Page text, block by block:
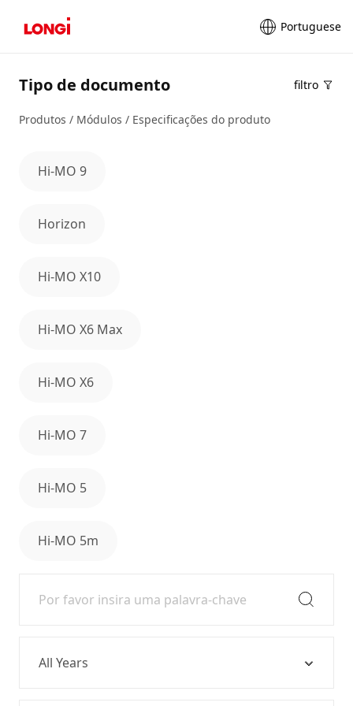
Portuguese
Tipo de documento filtro
Produtos / Módulos / Especificações do produto
Hi-MO 9
Horizon
Hi-MO X10
Hi-MO X6 Max
Hi-MO X6
Hi-MO 7
Hi-MO 5
Hi-MO 5m